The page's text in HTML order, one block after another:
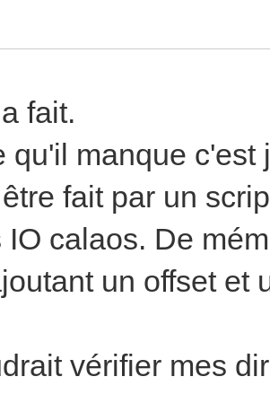
fait.
qu'il manque
fait par un
IO calaos. De
un offset et
vérifier mes